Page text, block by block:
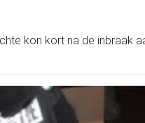
kon kort na de inbraak